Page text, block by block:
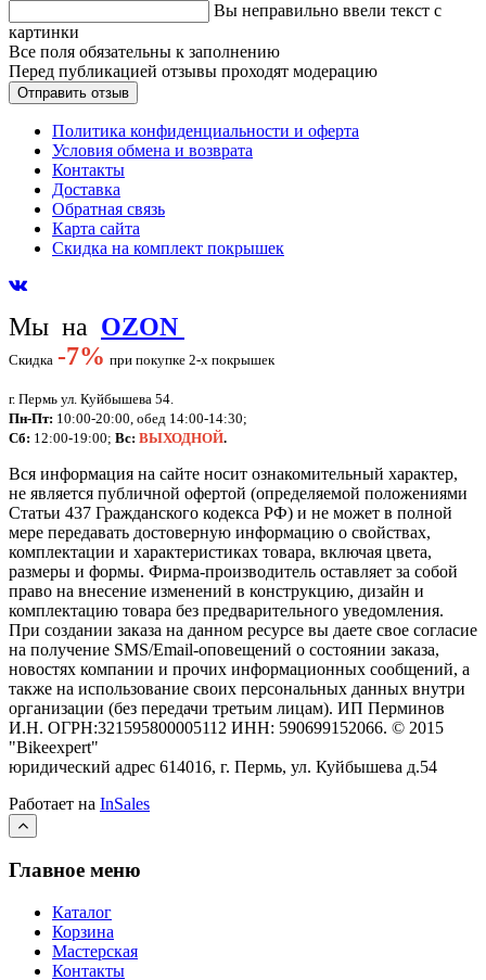
Вы неправильно ввели текст с
картинки
Все поля обязательны к заполнению
Перед публикацией отзывы проходят модерацию
Политика конфиденциальности и оферта
Условия обмена и возврата
Контакты
Доставка
Обратная связь
Карта сайта
Скидка на комплект покрышек
Мы на OZON
Скидка -7% при покупке 2-х покрышек
г. Пермь ул. Куйбышева 54.
Пн-Пт: 10:00-20:00, обед 14:00-14:30;
Сб: 12:00-19:00; Вс: ВЫХОДНОЙ.
Вся информация на сайте носит ознакомительный характер,
не является публичной офертой (определяемой положениями
Статьи 437 Гражданского кодекса РФ) и не может в полной
мере передавать достоверную информацию о свойствах,
комплектации и характеристиках товара, включая цвета,
размеры и формы. Фирма-производитель оставляет за собой
право на внесение изменений в конструкцию, дизайн и
комплектацию товара без предварительного уведомления.
При создании заказа на данном ресурсе вы даете свое согласие
на получение SMS/Email-оповещений о состоянии заказа,
новостях компании и прочих информационных сообщений, а
также на использование своих персональных данных внутри
организации (без передачи третьим лицам). ИП Перминов
И.Н. ОГРН:321595800005112 ИНН: 590699152066. © 2015
"Bikeexpert"
юридический адрес 614016, г. Пермь, ул. Куйбышева д.54
Работает на InSales
Главное меню
Каталог
Корзина
Мастерская
Контакты